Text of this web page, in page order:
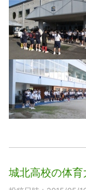
城北高校の体